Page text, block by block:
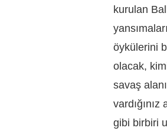
kurulan
öykülerini
olacak,
savaş
gibi birbiri